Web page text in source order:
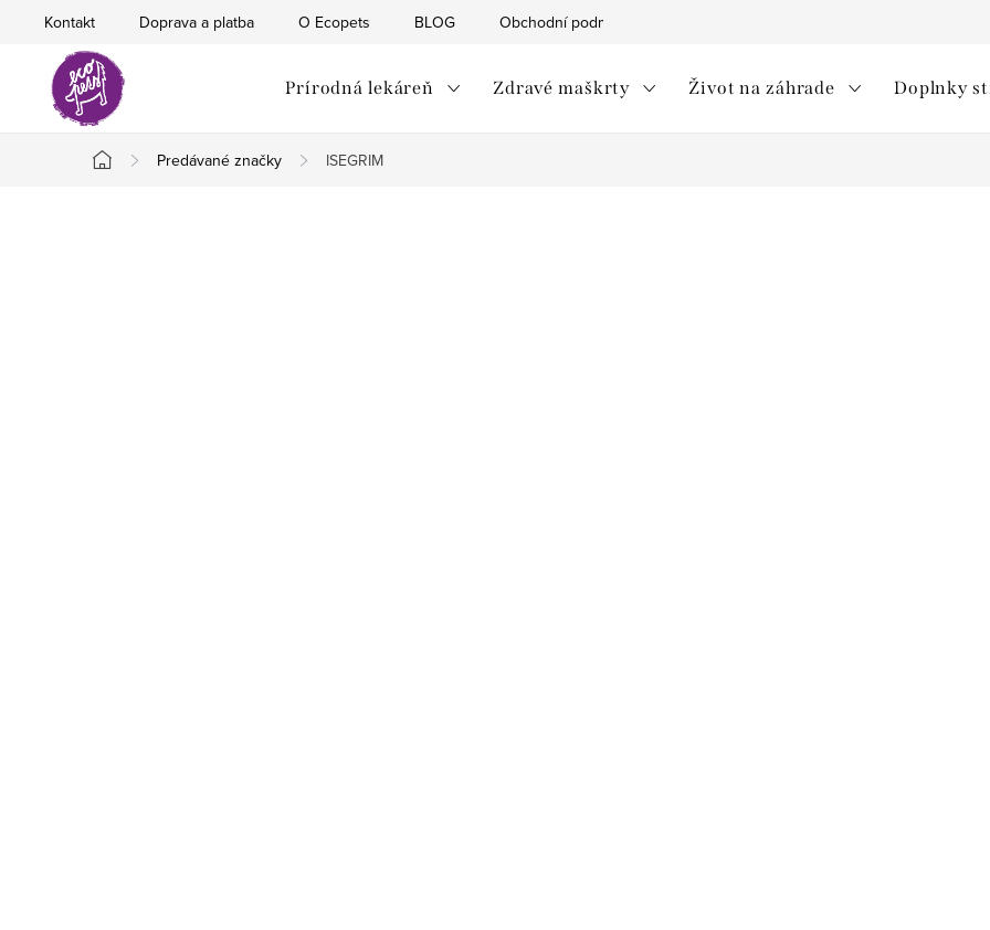
Kontakt Doprava a platba O Ecopets BLOG Obchodní podmínky
Prírodná lekáreň Zdravé maškrty Život na záhrade Doplnky
Domov
Predávané značky ISEGRIM